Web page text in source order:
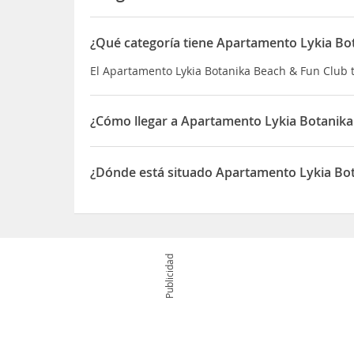
¿Qué categoría tiene Apartamento Lykia
El Apartamento Lykia Botanika Beach & Fun
¿Cómo llegar a Apartamento Lykia
Este complejo ofrece tarifas con todo incluido
alojamiento Se podrá aplicar un suplemento
servicios
refresco del bar en la playa o de uno de los 2
¿Dónde está situado Apartamento Lykia
Publicidad